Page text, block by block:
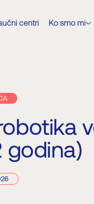
centri Ko smo mi
godina)